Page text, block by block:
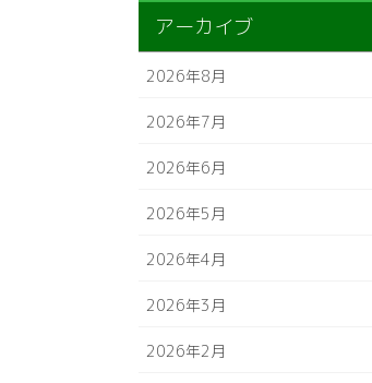
アーカイブ
2026年8月
2026年7月
2026年6月
2026年5月
2026年4月
2026年3月
2026年2月